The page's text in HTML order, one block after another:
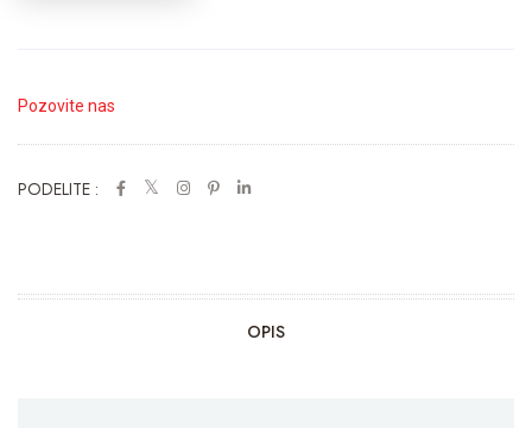
Pozovite nas
PODELITE :
OPIS